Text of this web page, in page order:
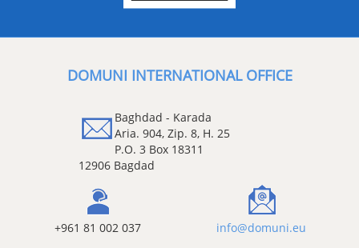
DOMUNI INTERNATIONAL OFFICE
Baghdad - Karada
Aria. 904, Zip. 8, H. 25
P.O. 3 Box 18311
12906 Bagdad
+961 81 002 037 info@domuni.eu